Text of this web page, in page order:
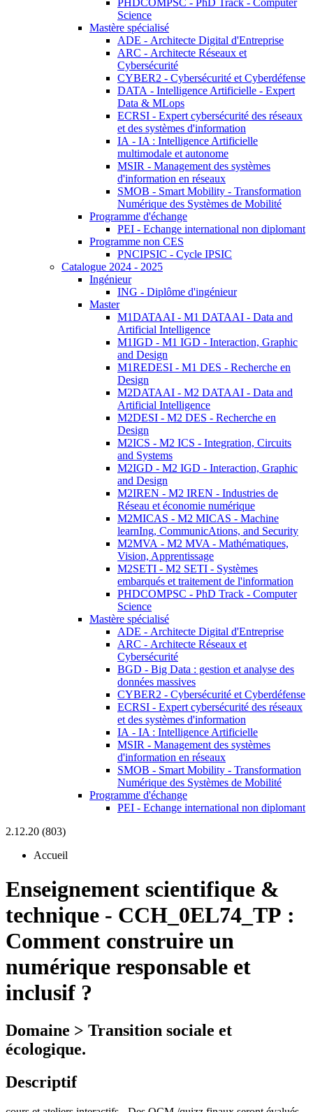
PHDCOMPSC - PhD Track - Computer
Science
Mastère spécialisé
ADE - Architecte Digital d'Entreprise
ARC - Architecte Réseaux et
Cybersécurité
CYBER2 - Cybersécurité et Cyberdéfense
DATA - Intelligence Artificielle - Expert
Data & MLops
ECRSI - Expert cybersécurité des réseaux
et des systèmes d'information
IA - IA : Intelligence Artificielle
multimodale et autonome
MSIR - Management des systèmes
d'information en réseaux
SMOB - Smart Mobility - Transformation
Numérique des Systèmes de Mobilité
Programme d'échange
PEI - Echange international non diplomant
Programme non CES
PNCIPSIC - Cycle IPSIC
Catalogue 2024 - 2025
Ingénieur
ING - Diplôme d'ingénieur
Master
M1DATAAI - M1 DATAAI - Data and
Artificial Intelligence
M1IGD - M1 IGD - Interaction, Graphic
and Design
M1REDESI - M1 DES - Recherche en
Design
M2DATAAI - M2 DATAAI - Data and
Artificial Intelligence
M2DESI - M2 DES - Recherche en
Design
M2ICS - M2 ICS - Integration, Circuits
and Systems
M2IGD - M2 IGD - Interaction, Graphic
and Design
M2IREN - M2 IREN - Industries de
Réseau et économie numérique
M2MICAS - M2 MICAS - Machine
learnIng, CommunicAtions, and Security
M2MVA - M2 MVA - Mathématiques,
Vision, Apprentissage
M2SETI - M2 SETI - Systèmes
embarqués et traitement de l'information
PHDCOMPSC - PhD Track - Computer
Science
Mastère spécialisé
ADE - Architecte Digital d'Entreprise
ARC - Architecte Réseaux et
Cybersécurité
BGD - Big Data : gestion et analyse des
données massives
CYBER2 - Cybersécurité et Cyberdéfense
ECRSI - Expert cybersécurité des réseaux
et des systèmes d'information
IA - IA : Intelligence Artificielle
MSIR - Management des systèmes
d'information en réseaux
SMOB - Smart Mobility - Transformation
Numérique des Systèmes de Mobilité
Programme d'échange
PEI - Echange international non diplomant
2.12.20 (803)
Accueil
Enseignement scientifique &
technique - CCH_0EL74_TP :
Comment construire un
numérique responsable et
inclusif ?
Domaine > Transition sociale et
écologique.
Descriptif